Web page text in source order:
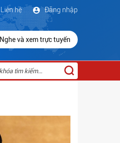
Đăng nhập
Liên hệ
Nghe và xem trực tuyến